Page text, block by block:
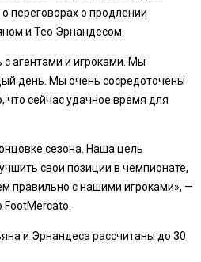
переговорах о продлении
и Тео Эрнандесом.
агентами и игроками. Мы
день. Мы очень сосредоточены
что сейчас удачное время для
сезона. Наша цель
свои позиции в чемпионате,
правильно с нашими игроками», —
и Эрнандеса рассчитаны до 30